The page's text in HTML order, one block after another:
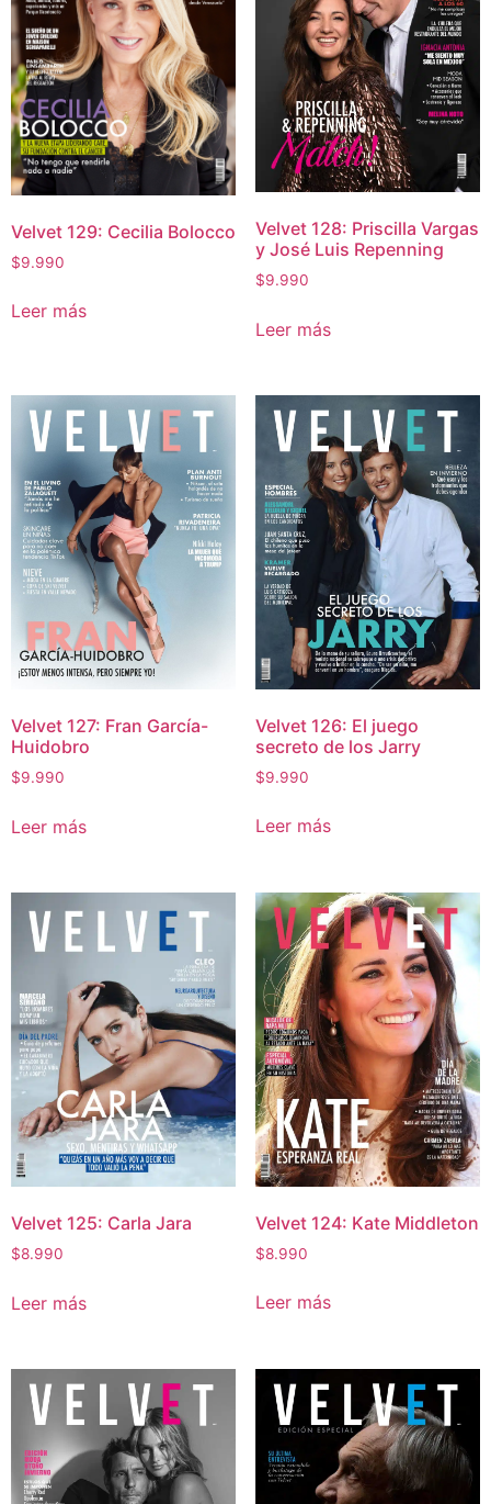
Velvet 129: Cecilia Bolocco
$9.990
Leer más
Velvet 128: Priscilla Vargas
y José Luis Repenning
$9.990
Leer más
Velvet 127: Fran García-
Huidobro
$9.990
Leer más
Velvet 126: El juego
secreto de los Jarry
$9.990
Leer más
Velvet 125: Carla Jara
$8.990
Leer más
Velvet 124: Kate Middleton
$8.990
Leer más